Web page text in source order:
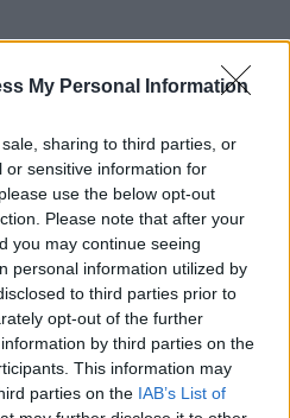
My Personal Information
sharing to third parties, or
or sensitive information for
use the below opt-out
Please note that after your
you may continue seeing
personal information utilized by
to third parties prior to
opt-out of the further
by third parties on the
This information may
parties on the IAB’s List of
įrašai
00:00:49
iš tėvų paimtus šešis